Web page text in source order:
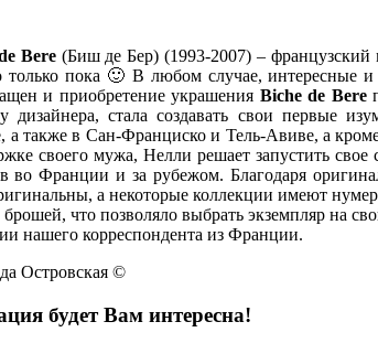
Bere(Биш де Бер) (1993-2007) – французский
только пока 🙂 В любом случае,
и приобретение украшения Biche de Bere
дизайнера, стала создавать свои первые
а также в Сан-Франциско и Тель-Авиве, а
своего мужа, Нелли решает запустить свое
во Франции и за рубежом. Благодаря
а некоторые коллекции имеют
брошей, что позволяло выбрать экземпляр на
нашего корреспондента из Франции.
Островская ©
будет Вам интересна!